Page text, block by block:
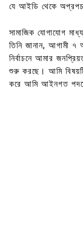
যে আইডি থেকে
সামাজিক যোগাযোগ
তিনি জানান, আগামী ৭
নির্বাচনে আমার
শুরু করছে। আমি
করে আমি আইনগত